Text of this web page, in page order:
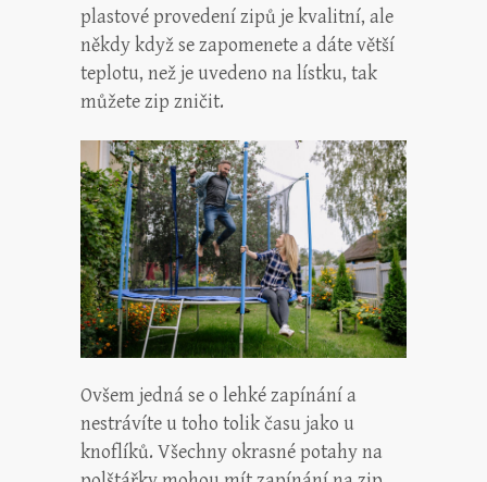
plastové provedení zipů je kvalitní, ale
někdy když se zapomenete a dáte větší
teplotu, než je uvedeno na lístku, tak
můžete zip zničit.
Ovšem jedná se o lehké zapínání a
nestrávíte u toho tolik času jako u
knoflíků. Všechny okrasné potahy na